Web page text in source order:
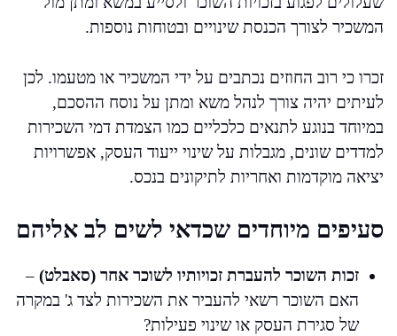
המשכיר לצורך הכנסת שינויים ובטוחות נוספות.
זכרו כי רוב החוזים נכתבים על ידי המשכיר או מטעמו. לכן
לעיתים יהיה צורך לנהל משא ומתן על נוסח ההסכם,
במיוחד בנוגע לתנאים כלכליים כמו הצמדת דמי השכירות
למדדים שונים, מגבלות על שינוי ייעוד העסק, אפשרויות
יציאה מוקדמות ואחריות לתיקונים בנכס.
סעיפים מיוחדים שכדאי לשים לב אליהם
זכות השוכר להעברת זכויותיו לשוכר אחר (סאבלט) –
האם השוכר רשאי להעביר את השכירות לצד ג' במקרה
של סגירת העסק או שינוי פעילות?